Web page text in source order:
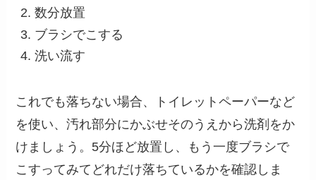
数分放置
ブラシでこする
洗い流す
これでも落ちない場合、トイレットペーパーなど
を使い、汚れ部分にかぶせそのうえから洗剤をか
けましょう。5分ほど放置し、もう一度ブラシで
こすってみてどれだけ落ちているかを確認しま